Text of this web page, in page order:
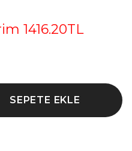
1416.20TL
SEPETE EKLE